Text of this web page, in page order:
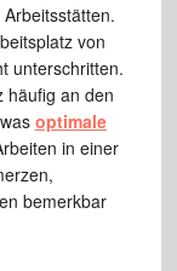
von
unterschritten.
häufig an den
optimale
in einer
bemerkbar